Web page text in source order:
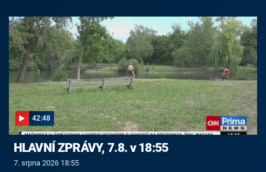
42:48
HLAVNÍ ZPRÁVY, 7.8. v 18:55
7. srpna 2026 18:55